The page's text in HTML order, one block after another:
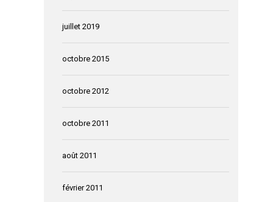
juillet 2019
octobre 2015
octobre 2012
octobre 2011
août 2011
février 2011